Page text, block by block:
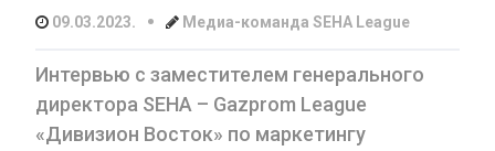
09.03.2023. • Медиа-команда SEHA League
Интервью с заместителем генерального
директора SEHA – Gazprom League
«Дивизион Восток» по маркетингу